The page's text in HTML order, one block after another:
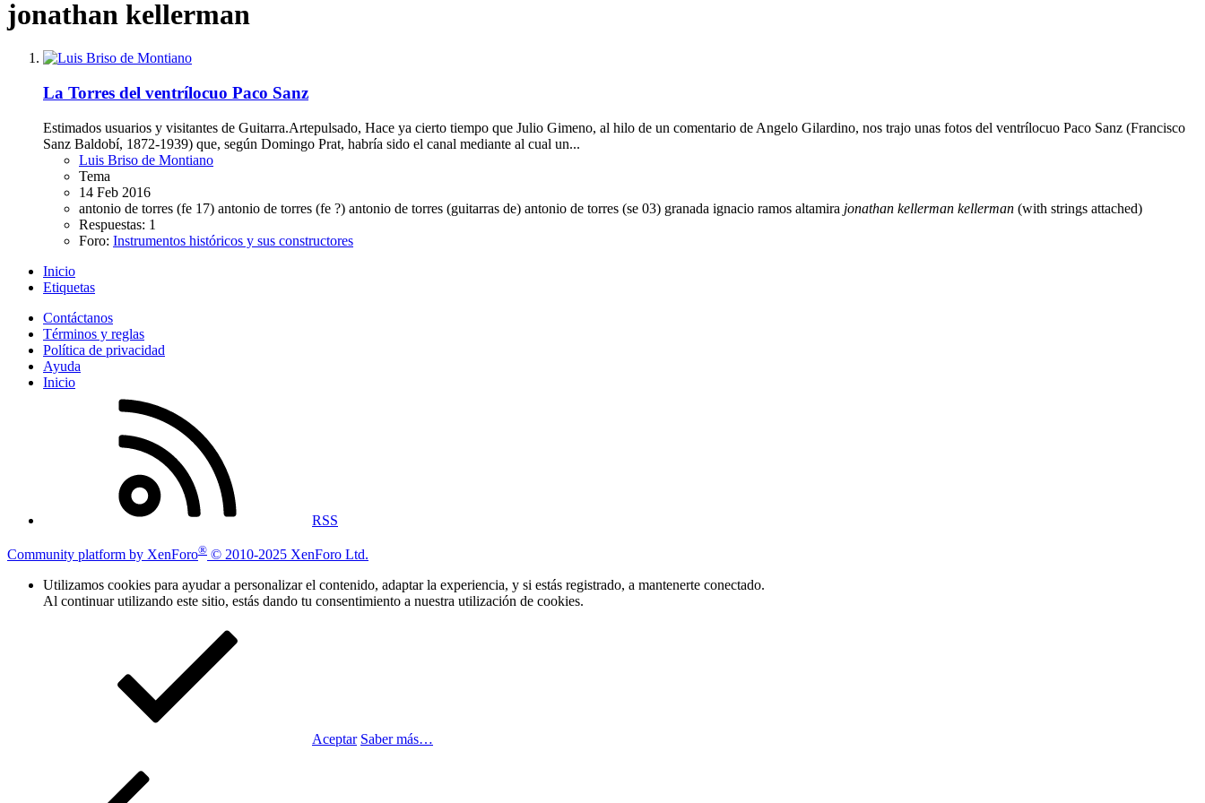
jonathan kellerman
La Torres del ventrílocuo Paco Sanz
Estimados usuarios y visitantes de Guitarra.Artepulsado, Hace ya cierto tiempo que Julio Gimeno, al hilo de un comentario de Angelo Gilardino, nos trajo unas fotos del ventrílocuo Paco Sanz (Francisco
Sanz Baldobí, 1872-1939) que, según Domingo Prat, habría sido el canal mediante al cual un...
Luis Briso de Montiano
Tema
14 Feb 2016
antonio de torres (fe 17) antonio de torres (fe ?) antonio de torres (guitarras de) antonio de torres (se 03) granada ignacio ramos altamira jonathan kellerman kellerman (with strings attached)
Respuestas: 1
Foro: Instrumentos históricos y sus constructores
Inicio
Etiquetas
Contáctanos
Términos y reglas
Política de privacidad
Ayuda
Inicio
RSS
Community platform by XenForo® © 2010-2025 XenForo Ltd.
Utilizamos cookies para ayudar a personalizar el contenido, adaptar la experiencia, y si estás registrado, a mantenerte conectado.
Al continuar utilizando este sitio, estás dando tu consentimiento a nuestra utilización de cookies.
Aceptar Saber más…